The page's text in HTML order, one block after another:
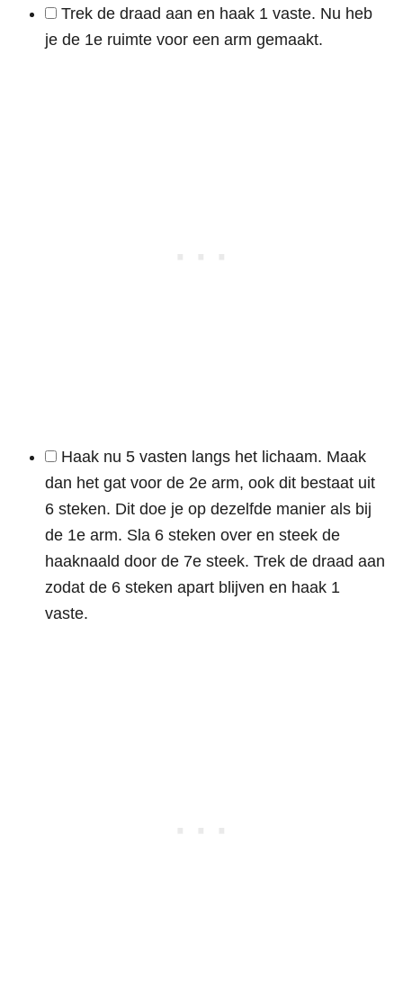
Trek de draad aan en haak 1 vaste. Nu heb
je de 1e ruimte voor een arm gemaakt.
Haak nu 5 vasten langs het lichaam. Maak
dan het gat voor de 2e arm, ook dit bestaat uit
6 steken. Dit doe je op dezelfde manier als bij
de 1e arm. Sla 6 steken over en steek de
haaknaald door de 7e steek. Trek de draad aan
zodat de 6 steken apart blijven en haak 1
vaste.